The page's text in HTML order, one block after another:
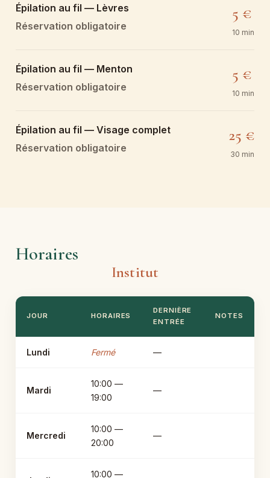
Épilation au fil — Lèvres
Réservation obligatoire
5 €
10 min
Épilation au fil — Menton
Réservation obligatoire
5 €
10 min
Épilation au fil — Visage complet
Réservation obligatoire
25 €
30 min
Horaires
Institut
JOUR HORAIRES
DERNIÈRE
ENTRÉE
NOTES
Lundi Fermé —
Mardi
10:00 —
19:00
—
Mercredi
10:00 —
20:00
—
10:00 —